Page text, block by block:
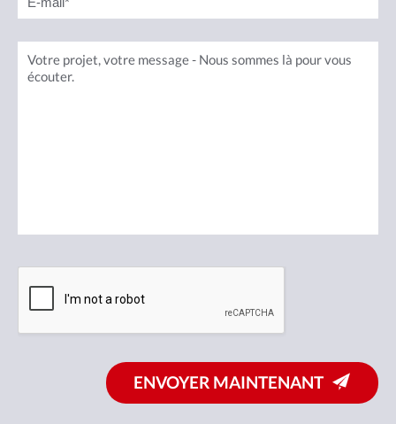
ENVOYER MAINTENANT